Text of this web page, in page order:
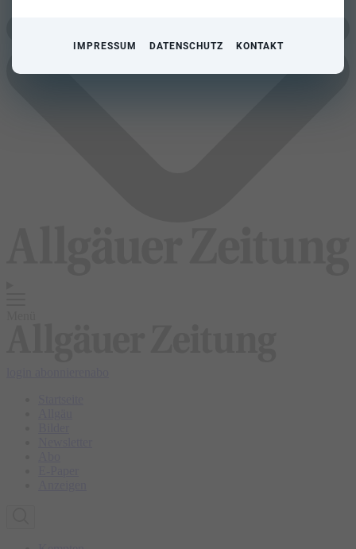
IMPRESSUM DATENSCHUTZ KONTAKT